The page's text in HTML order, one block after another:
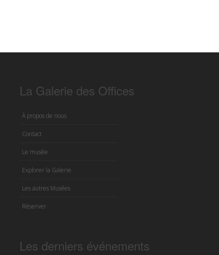
La Galerie des Offices
À propos de nous
Contact
Le musée
Explorer la Galerie
Les autres Musées
Réserver
Les derniers événements